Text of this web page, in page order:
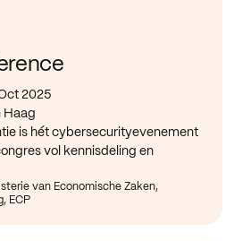
2025
Haag
is hét cybersecurityevenement
vol kennisdeling en
van Economische Zaken,
ECP